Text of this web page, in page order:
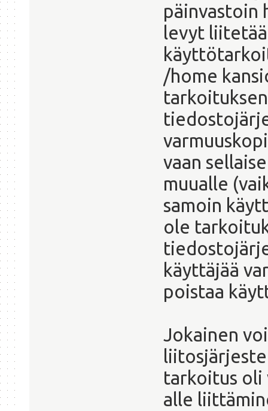
päinvastoin
levyt
/home
vaan
muualle
samoin
ole
käyttäjää
poistaa
Jokainen
tarkoitus oli
alle